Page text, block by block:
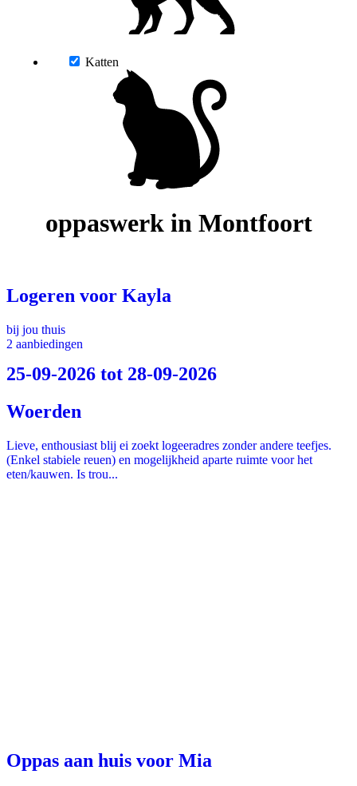
Katten
oppaswerk in Montfoort
Logeren voor Kayla
bij jou thuis
2 aanbiedingen
25-09-2026 tot 28-09-2026
Woerden
Lieve, enthousiast blij ei zoekt logeeradres zonder andere teefjes.
(Enkel stabiele reuen) en mogelijkheid aparte ruimte voor het
eten/kauwen. Is trou...
Oppas aan huis voor Mia